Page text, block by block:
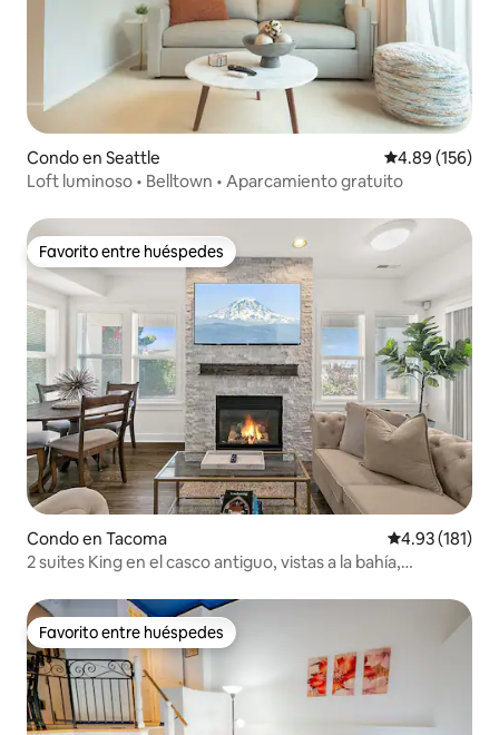
Condo en Seattle Calificación
4.89 (156)
Loft luminoso • Belltown • Aparcamiento gratuito
Favorito entre huéspedes
Favorito entre huéspedes
Condo en Tacoma Calificación
4.93 (181)
2 suites King en el casco antiguo, vistas a la bahía,
Favorito entre huéspedes
Favorito entre huéspedes